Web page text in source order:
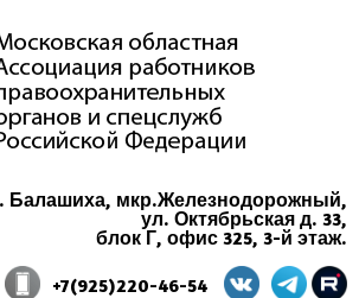
Балашиха, мкр.Железнодорожный,
ул. Октябрьская д. 33,
блок Г, офис 325, 3-й этаж.
+7(925)220-46-54